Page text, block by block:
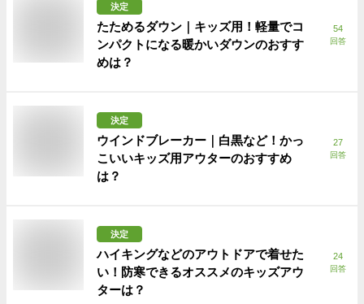
決定
たためるダウン｜キッズ用！軽量でコ
ンパクトになる暖かいダウンのおすす
めは？
54
回答
決定
ウインドブレーカー｜白黒など！かっ
こいいキッズ用アウターのおすすめ
は？
27
回答
決定
ハイキングなどのアウトドアで着せた
い！防寒できるオススメのキッズアウ
ターは？
24
回答